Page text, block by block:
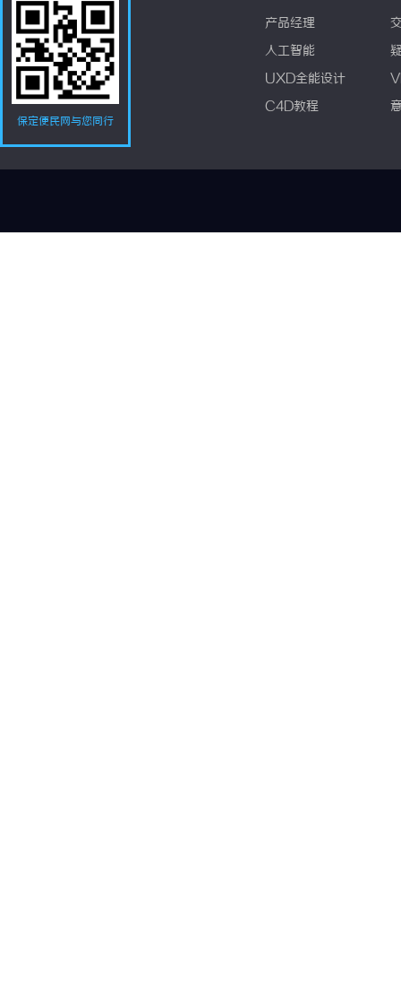
保定便民网与您同行
产品经理
人工智能
UXD全能设计
C4D教程